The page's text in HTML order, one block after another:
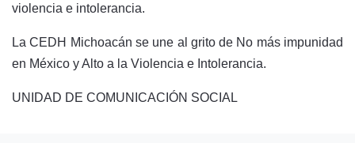
violencia e intolerancia.
La CEDH Michoacán se une al grito de No más impunidad
en México y Alto a la Violencia e Intolerancia.
UNIDAD DE COMUNICACIÓN SOCIAL